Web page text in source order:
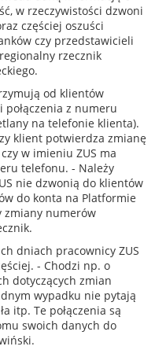
w rzeczywistości dzwoni
częściej oszuści
czy przedstawicieli
rzecznik
od klientów
połączenia z numeru
na telefonie klienta).
klient potwierdza zmianę
w imieniu ZUS ma
telefonu. - Należy
nie dzwonią do klientów
do konta na Platformie
zmiany numerów
dniach pracownicy ZUS
- Chodzi np. o
dotyczących zmian
wypadku nie pytają
itp. Te połączenia są
swoich danych do